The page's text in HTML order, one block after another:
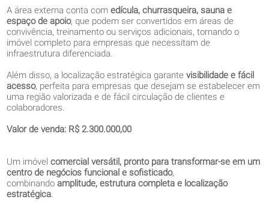
A área externa conta comedícula, churrasqueira, sauna e
espaço de apoio, que podem ser convertidos em áreas de
convivência, treinamento ou serviços adicionais, tornando o
imóvel completo para empresas que necessitam de
infraestrutura diferenciada.
Além disso, a localização estratégica garantevisibilidade e fácil
acesso, perfeita para empresas que desejam se estabelecer em
uma região valorizada e de fácil circulação de clientes e
colaboradores.
Valor de venda: R$ 2.300.000,00
Um imóvelcomercial versátil, pronto para transformar-se em um
centro de negócios funcional e sofisticado,
combinandoamplitude, estrutura completa e localização
estratégica.